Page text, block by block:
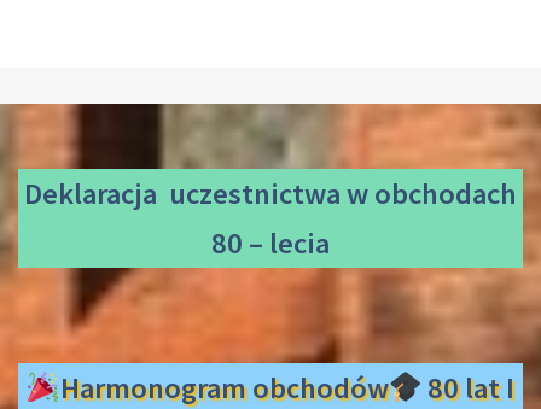
Deklaracja uczestnictwaw obchodach
80 – lecia
Harmonogram obchodów
80 lat I